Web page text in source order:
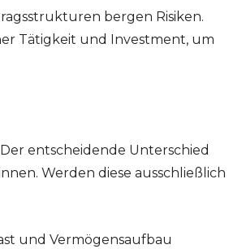
bergen Risiken.
Tätigkeit und Investment, um
entscheidende Unterschied
Werden diese ausschließlich
und Vermögensaufbau